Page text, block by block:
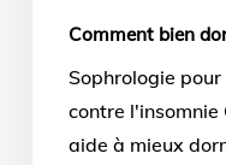
Comment bien
Sophrologie
contre l'insomnie
aide à mieux